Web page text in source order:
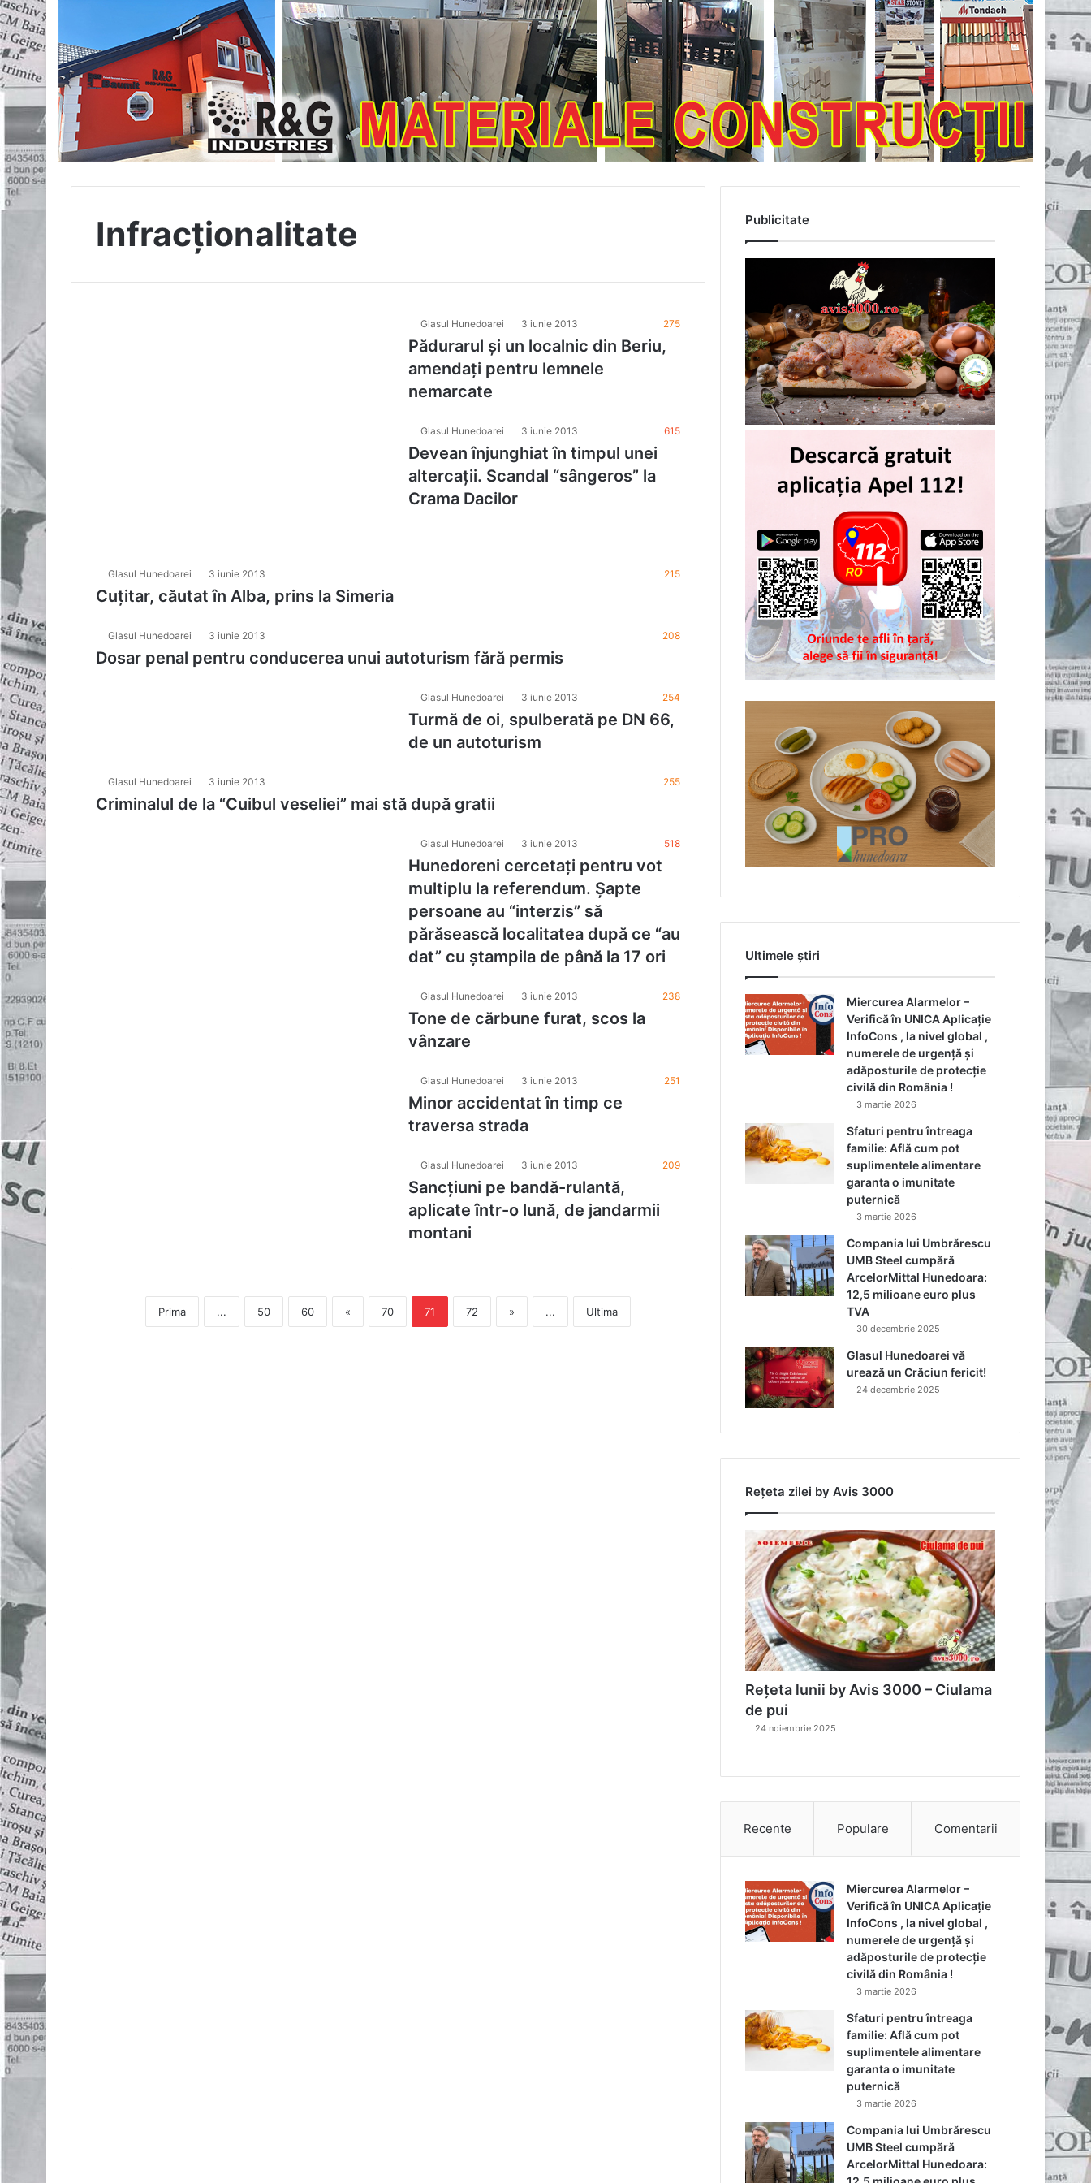
Infracționalitate
Glasul Hunedoarei 3 iunie 2013 275
Pădurarul şi un localnic din Beriu,
amendaţi pentru lemnele
nemarcate
Glasul Hunedoarei 3 iunie 2013 615
Devean înjunghiat în timpul unei
altercaţii. Scandal “sângeros” la
Crama Dacilor
Glasul Hunedoarei 3 iunie 2013 215
Cuţitar, căutat în Alba, prins la Simeria
Glasul Hunedoarei 3 iunie 2013 208
Dosar penal pentru conducerea unui autoturism fără permis
Glasul Hunedoarei 3 iunie 2013 254
Turmă de oi, spulberată pe DN 66,
de un autoturism
Glasul Hunedoarei 3 iunie 2013 255
Criminalul de la “Cuibul veseliei” mai stă după gratii
Glasul Hunedoarei 3 iunie 2013 518
Hunedoreni cercetaţi pentru vot
multiplu la referendum. Şapte
persoane au “interzis” să
părăsească localitatea după ce “au
dat” cu ştampila de până la 17 ori
Glasul Hunedoarei 3 iunie 2013 238
Tone de cărbune furat, scos la
vânzare
Glasul Hunedoarei 3 iunie 2013 251
Minor accidentat în timp ce
traversa strada
Glasul Hunedoarei 3 iunie 2013 209
Sancţiuni pe bandă-rulantă,
aplicate într-o lună, de jandarmii
montani
Prima ... 50 60 « 70 71 72 » ... Ultima
Publicitate
Ultimele știri
Miercurea Alarmelor –
Verifică în UNICA Aplicație
InfoCons , la nivel global ,
numerele de urgență și
adăposturile de protecție
civilă din România !
3 martie 2026
Sfaturi pentru întreaga
familie: Află cum pot
suplimentele alimentare
garanta o imunitate
puternică
3 martie 2026
Compania lui Umbrărescu
UMB Steel cumpără
ArcelorMittal Hunedoara:
12,5 milioane euro plus
TVA
30 decembrie 2025
Glasul Hunedoarei vă
urează un Crăciun fericit!
24 decembrie 2025
Rețeta zilei by Avis 3000
Rețeta lunii by Avis 3000 – Ciulama
de pui
24 noiembrie 2025
Recente Populare Comentarii
Miercurea Alarmelor –
Verifică în UNICA Aplicație
InfoCons , la nivel global ,
numerele de urgență și
adăposturile de protecție
civilă din România !
3 martie 2026
Sfaturi pentru întreaga
familie: Află cum pot
suplimentele alimentare
garanta o imunitate
puternică
3 martie 2026
Compania lui Umbrărescu
UMB Steel cumpără
ArcelorMittal Hunedoara: